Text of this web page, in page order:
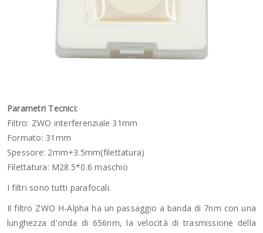
Parametri Tecnici:
Filtro: ZWO interferenziale 31mm
Formato: 31mm
Spessore: 2mm+3.5mm(filettatura)
Filettatura: M28.5*0.6 maschio
I filtri sono tutti parafocali.
Il filtro ZWO H-Alpha ha un passaggio a banda di 7nm con una
lunghezza d'onda di 656nm, la velocità di trasmissione della